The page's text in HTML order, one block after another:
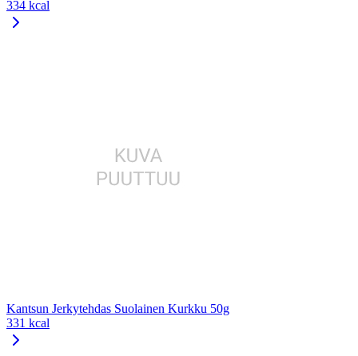
334 kcal
Kantsun Jerkytehdas Suolainen Kurkku 50g
331 kcal